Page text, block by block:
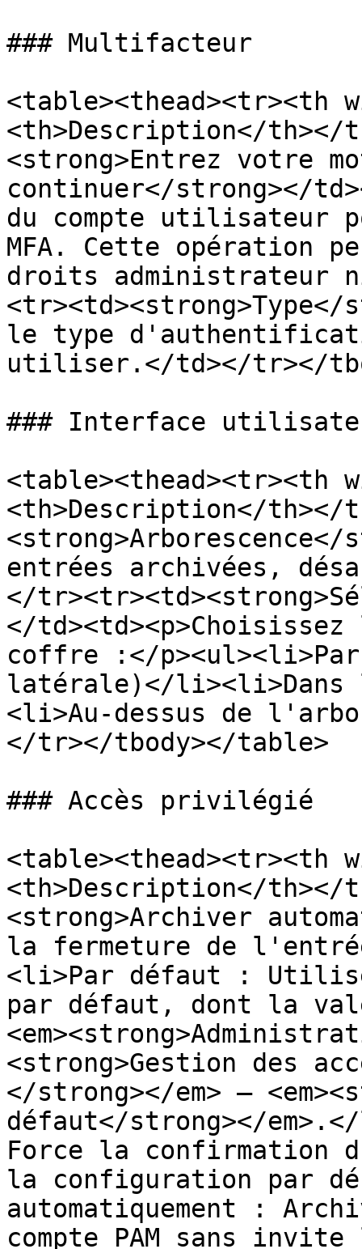
### Multifacteur
<table><thead><tr><th
<th>Description</th></
<strong>Entrez votre
continuer</strong></
du compte utilisateur
MFA. Cette opération
droits administrateur
le type
utiliser.</td></tr></
### Interface
<table><thead><tr><th
<th>Description</th></
entrées archivées,
</
</
coffre :</
latérale)</
<li>Au-dessus de
</tr></tbody></table>
### Accès privilégié
<table><thead><tr><th
<th>Description</th></
<strong>Archiver
la fermeture de
<li>Par défaut :
par défaut, dont la
<strong>Gestion des
</strong></em> –
défaut</strong></
Force la confirmation
la configuration par
automatiquement :
compte PAM sans